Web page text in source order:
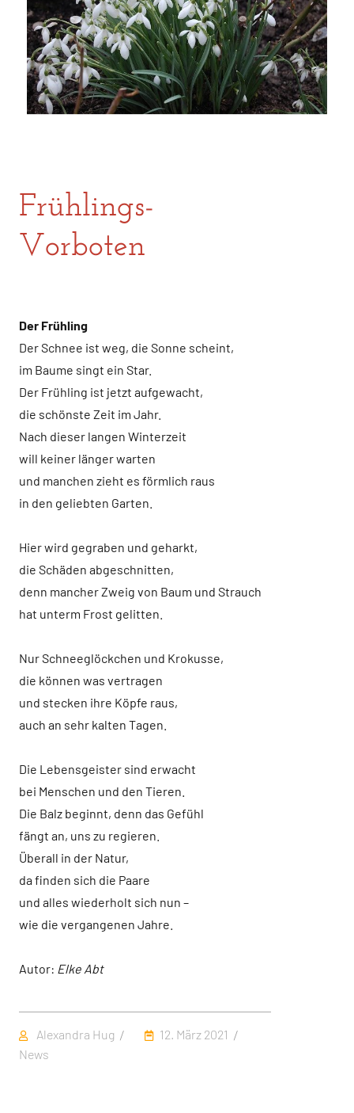
Frühlings-
Vorboten
Der Frühling
Der Schnee ist weg, die Sonne scheint,
im Baume singt ein Star.
Der Frühling ist jetzt aufgewacht,
die schönste Zeit im Jahr.
Nach dieser langen Winterzeit
will keiner länger warten
und manchen zieht es förmlich raus
in den geliebten Garten.
Hier wird gegraben und geharkt,
die Schäden abgeschnitten,
denn mancher Zweig von Baum und Strauch
hat unterm Frost gelitten.
Nur Schneeglöckchen und Krokusse,
die können was vertragen
und stecken ihre Köpfe raus,
auch an sehr kalten Tagen.
Die Lebensgeister sind erwacht
bei Menschen und den Tieren.
Die Balz beginnt, denn das Gefühl
fängt an, uns zu regieren.
Überall in der Natur,
da finden sich die Paare
und alles wiederholt sich nun –
wie die vergangenen Jahre.
Autor: Elke Abt
Autor
Alexandra Hug
Veröffentlicht
12. März 2021
News